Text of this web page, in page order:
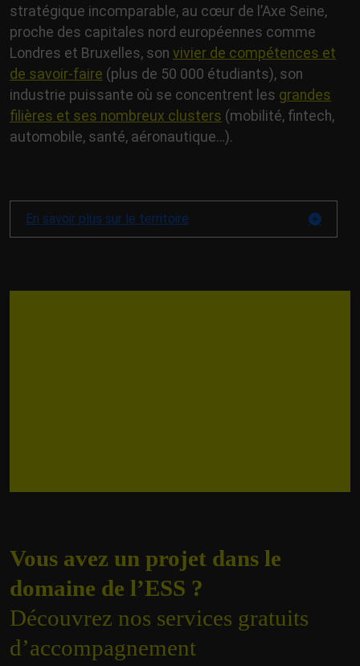
stratégique incomparable, au cœur de l’Axe Seine,
proche des capitales nord européennes comme
Londres et Bruxelles, son vivier de compétences et
de savoir-faire (plus de 50 000 étudiants), son
industrie puissante où se concentrent les grandes
filières et ses nombreux clusters (mobilité, fintech,
automobile, santé, aéronautique…).
En savoir plus sur le territoire
Vous avez un projet dans le
domaine de l’ESS ?
Découvrez nos services gratuits
d’accompagnement